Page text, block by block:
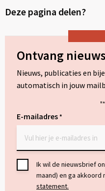
naar
Deze pagina delen?
Ontvang
Nieuws, publicaties en
automatisch in jouw
"*
E-mailadres*
Toestemming
Ik wil de nieuwsbrief
maand) en ga akkoord
statement.